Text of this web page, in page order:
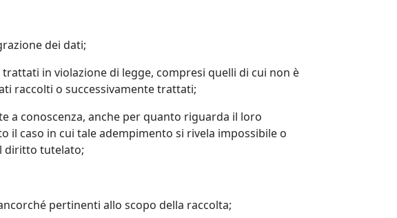
dei dati;
in violazione di legge, compresi quelli di cui non è
raccolti o successivamente trattati;
a conoscenza, anche per quanto riguarda il loro
caso in cui tale adempimento si rivela impossibile o
diritto tutelato;
pertinenti allo scopo della raccolta;